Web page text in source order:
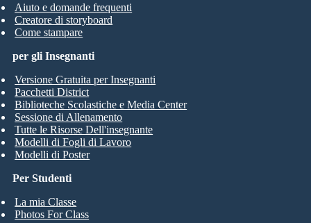
Aiuto e domande frequenti
Creatore di storyboard
Come stampare
Per Studenti
La mia Classe
Photos For Class
per gli Insegnanti
Versione Gratuita per Insegnanti
Pacchetti District
Biblioteche Scolastiche e Media Center
Sessione di Allenamento
Tutte le Risorse Dell'insegnante
Modelli di Fogli di Lavoro
Modelli di Poster